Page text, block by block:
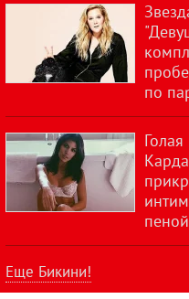
по
пеной
Еще Бикини!